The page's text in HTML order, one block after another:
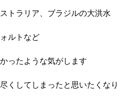
トラリア、ブラジルの大洪水
ルトなど
ったような気がします
くしてしまったと思いたくなり